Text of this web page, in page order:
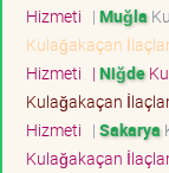
Hizmeti | Muğla
Kulağakaçan
Hizmeti | Niğde
Kulağakaçan
Hizmeti | Sakarya
Kulağakaçan